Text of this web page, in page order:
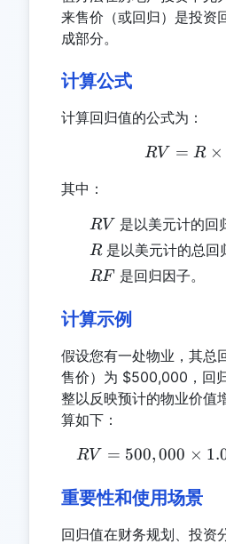
来售价（或回归）是投资
成部分。
计算公式
计算回归值的公式为：
RV
RV = R ×
其中：
RV
RV 是以美元计的回
R
R是以美元计的总回
RF
RF 是回归因子。
计算示例
假设您有一处物业，其总
售价）为 $500,000，回
整以反映预计的物业价值
算如下：
RV
RV = 500, 000 ×
重要性和使用场景
回归值在财务规划、投资